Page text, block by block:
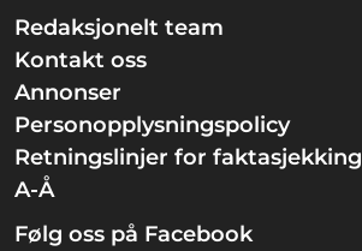
Redaksjonelt team
Kontakt oss
Annonser
Personopplysningspolicy
Retningslinjer for faktasjekking
A-Å
Følg oss på Facebook